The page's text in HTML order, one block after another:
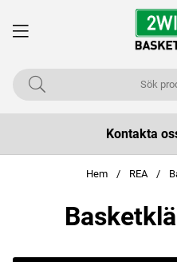
Kontakta
Hem REA